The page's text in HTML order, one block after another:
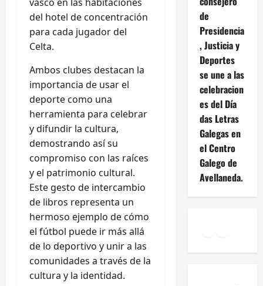
del hotel de concentración
para cada jugador del
Celta.
Ambos clubes destacan la
importancia de usar el
deporte como una
herramienta para celebrar
y difundir la cultura,
demostrando así su
compromiso con las raíces
y el patrimonio cultural.
Este gesto de intercambio
de libros representa un
hermoso ejemplo de cómo
el fútbol puede ir más allá
de lo deportivo y unir a las
comunidades a través de la
cultura y la identidad.
de
Presidencia
, Justicia y
Deportes
se une a las
celebracion
es del Día
das Letras
Galegas en
el Centro
Galego de
Avellaneda.